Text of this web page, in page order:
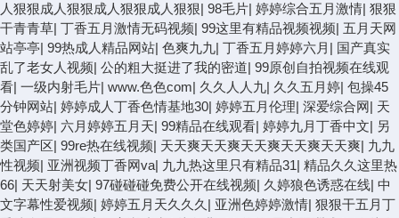
人狠狠成人狠狠成人狠狠成人狠狠| 98毛片| 婷婷综合五月激情| 狠狠
干青青草| 丁香五月激情无码视频| 99这里有精品视频视频| 五月天网
站亭亭| 99热成人精品网站| 色爽九九| 丁香五月婷婷六月 | 国产真实
乱了老女人视频| 公的粗大挺进了我的密道| 99原创自拍视频在线观
看| 一级内射毛片| www.色色com| 久久人人九| 久久五月婷| 包操45
分钟网站| 婷婷成人丁香色情基地30| 婷婷五月伦理| 深爱综合网| 天
堂色婷婷| 六月婷婷五月天| 99精品在线观看| 婷婷九月丁香中文| 另
类国产区| 99re热在线视频| 天天爽天天爽天天爽天天爽天天爽| 九九
性视频| 亚洲视频丁香网va| 九九热这里只有精品31| 精品久久这里热
66| 天天射美女| 97碰碰碰免费公开在线视频| 久婷狼色诱惑在线| 中
文字幕性爱视频| 婷婷五月天久久久 | 亚洲色婷婷激情| 狠狠干五月丁